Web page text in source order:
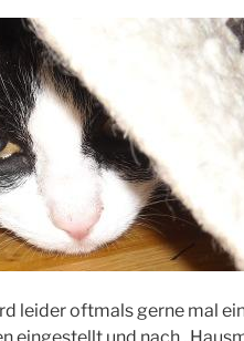
leider oftmals gerne mal